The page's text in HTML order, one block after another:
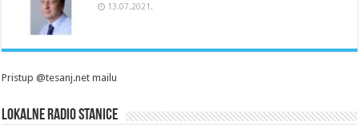
13.07.2021.
Pristup @tesanj.net mailu
Lokalne radio stanice